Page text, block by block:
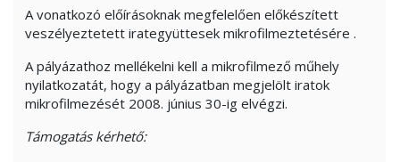
A vonatkozó előírásoknak megfelelően előkészített
veszélyeztetett irategyüttesek mikrofilmeztetésére .
A pályázathoz mellékelni kell a mikrofilmező műhely
nyilatkozatát, hogy a pályázatban megjelölt iratok
mikrofilmezését 2008. június 30-ig elvégzi.
Támogatás kérhető: